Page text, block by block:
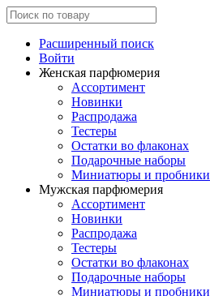
Расширенный поиск
Войти
Женская парфюмерия
Ассортимент
Новинки
Распродажа
Тестеры
Остатки во флаконах
Подарочные наборы
Миниатюры и пробники
Мужская парфюмерия
Ассортимент
Новинки
Распродажа
Тестеры
Остатки во флаконах
Подарочные наборы
Миниатюры и пробники